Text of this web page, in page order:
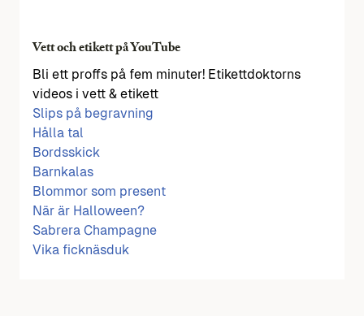
Vett och etikett på YouTube
Bli ett proffs på fem minuter! Etikettdoktorns
videos i vett & etikett
Slips på begravning
Hålla tal
Bordsskick
Barnkalas
Blommor som present
När är Halloween?
Sabrera Champagne
Vika ficknäsduk